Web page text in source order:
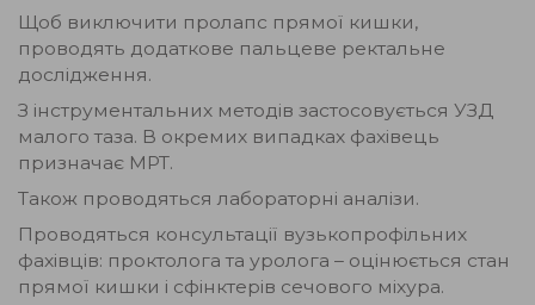
Щоб виключити пролапс прямої кишки,
проводять додаткове пальцеве ректальне
дослідження.
З інструментальних методів застосовується УЗД
малого таза. В окремих випадках фахівець
призначає МРТ.
Також проводяться лабораторні аналізи.
Проводяться консультації вузькопрофільних
фахівців: проктолога та уролога – оцінюється стан
прямої кишки і сфінктерів сечового міхура.